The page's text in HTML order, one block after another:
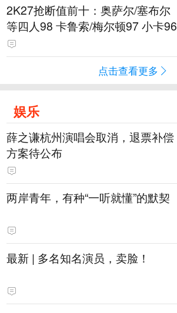
2K27抢断值前十：奥萨尔/塞布尔
等四人98 卡鲁索/梅尔顿97 小卡96
点击查看更多
娱乐
薛之谦杭州演唱会取消，退票补偿
方案待公布
两岸青年，有种“一听就懂”的默契
最新 | 多名知名演员，卖脸！